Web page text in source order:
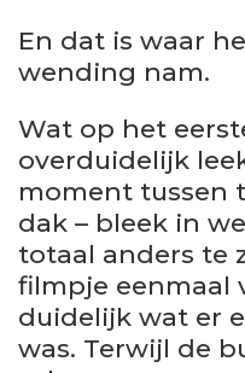
En dat is waar
wending nam.
Wat op het
overduidelijk
moment tussen
dak – bleek in
totaal anders te
filmpje eenmaal
duidelijk wat er
was. Terwijl de